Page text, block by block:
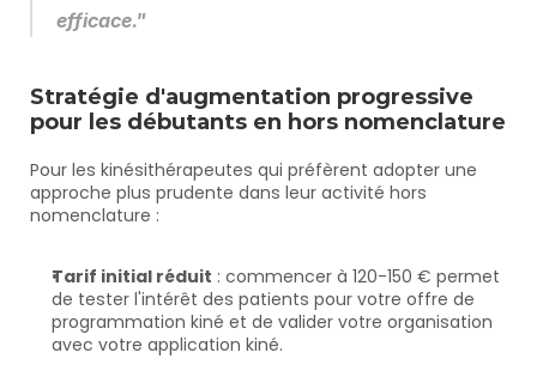
efficace."
Stratégie d'augmentation progressive
pour les débutants en hors nomenclature
Pour les kinésithérapeutes qui préfèrent adopter une
approche plus prudente dans leur activité hors
nomenclature :
Tarif initial réduit : commencer à 120-150 € permet
de tester l'intérêt des patients pour votre offre de
programmation kiné et de valider votre organisation
avec votre application kiné.